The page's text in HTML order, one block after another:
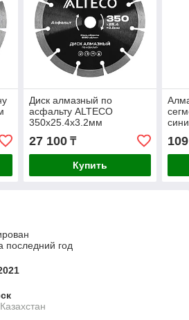
Диск алмазный по
асфальту ALTECO
350x25.4x3.2мм
27 100₸
Купить
последний год